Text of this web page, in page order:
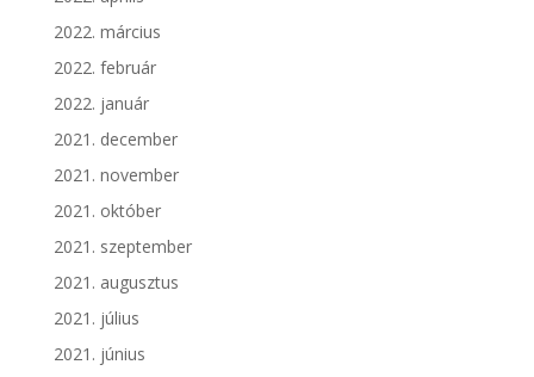
2022. március
2022. február
2022. január
2021. december
2021. november
2021. október
2021. szeptember
2021. augusztus
2021. július
2021. június